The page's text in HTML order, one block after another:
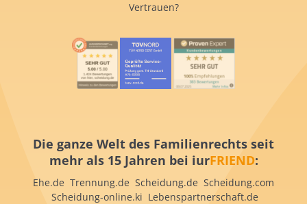
Vertrauen?
Die ganze Welt des Familienrechts seit
mehr als 15 Jahren bei iurFRIEND:
Ehe.de Trennung.de Scheidung.de Scheidung.com
Scheidung-online.ki Lebenspartnerschaft.de